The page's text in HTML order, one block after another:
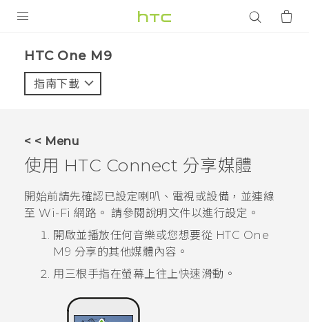
VIVE
應用程式
HTC One M9‎
指南下載
< < Menu
使用 HTC Connect 分享媒體
開始前請先確認已設定喇叭、電視或設備，並連線
至 Wi-Fi 網路。 請參閱說明文件以進行設定。
開啟並播放任何音樂或您想要從 HTC One
M9 分享的其他媒體內容。
用三根手指在螢幕上往上快速滑動。